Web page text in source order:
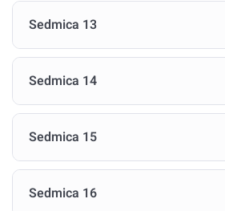
Sedmica 13
Sedmica 14
Sedmica 15
Sedmica 16